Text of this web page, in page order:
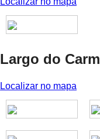
Largo do
Localizar no mapa